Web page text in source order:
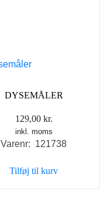
DYSEMÅLER
129,00 kr.
inkl. moms
Varenr: 121738
Tilføj til kurv